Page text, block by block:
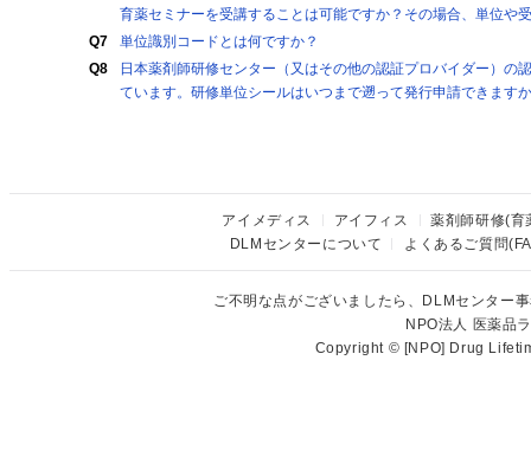
育薬セミナーを受講することは可能ですか？その場合、単位や
Q7
単位識別コードとは何ですか？
Q8
日本薬剤師研修センター（又はその他の認証プロバイダー）の
ています。研修単位シールはいつまで遡って発行申請できます
アイメディス アイフィス
薬剤師研修(育
DLMセンターについて
よくあるご質問
ご不明な点がございましたら、DLMセンター
NPO法人 医薬品
Copyright © [NPO] Drug